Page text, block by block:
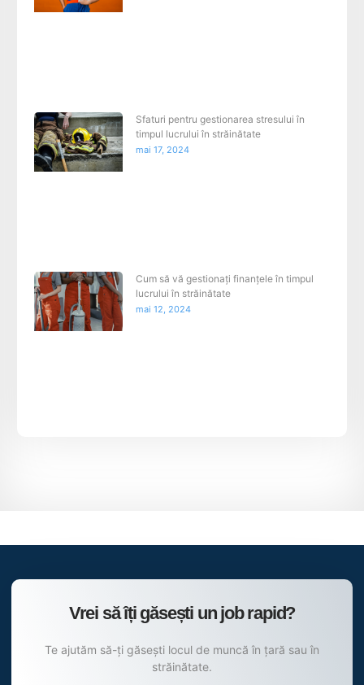
Sfaturi pentru gestionarea stresului în
timpul lucrului în străinătate
mai 17, 2024
Cum să vă gestionați finanțele în timpul
lucrului în străinătate
mai 12, 2024
Vrei să îți găsești un job rapid?
Te ajutăm să-ți găsești locul de muncă în țară sau în
străinătate.